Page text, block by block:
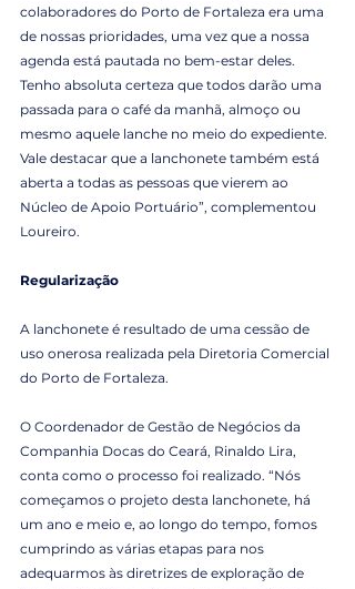
colaboradores do Porto de Fortaleza era uma
de nossas prioridades, uma vez que a nossa
agenda está pautada no bem-estar deles.
Tenho absoluta certeza que todos darão uma
passada para o café da manhã, almoço ou
mesmo aquele lanche no meio do expediente.
Vale destacar que a lanchonete também está
aberta a todas as pessoas que vierem ao
Núcleo de Apoio Portuário”, complementou
Loureiro.
Regularização
A lanchonete é resultado de uma cessão de
uso onerosa realizada pela Diretoria Comercial
do Porto de Fortaleza.
O Coordenador de Gestão de Negócios da
Companhia Docas do Ceará, Rinaldo Lira,
conta como o processo foi realizado. “Nós
começamos o projeto desta lanchonete, há
um ano e meio e, ao longo do tempo, fomos
cumprindo as várias etapas para nos
adequarmos às diretrizes de exploração de